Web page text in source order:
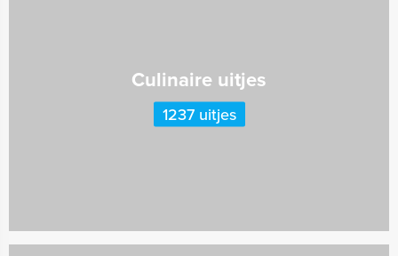
Culinaire uitjes
1237 uitjes